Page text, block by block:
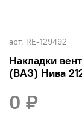
арт. RE-129492
Накладки
(ВАЗ) Нива
0 ₽